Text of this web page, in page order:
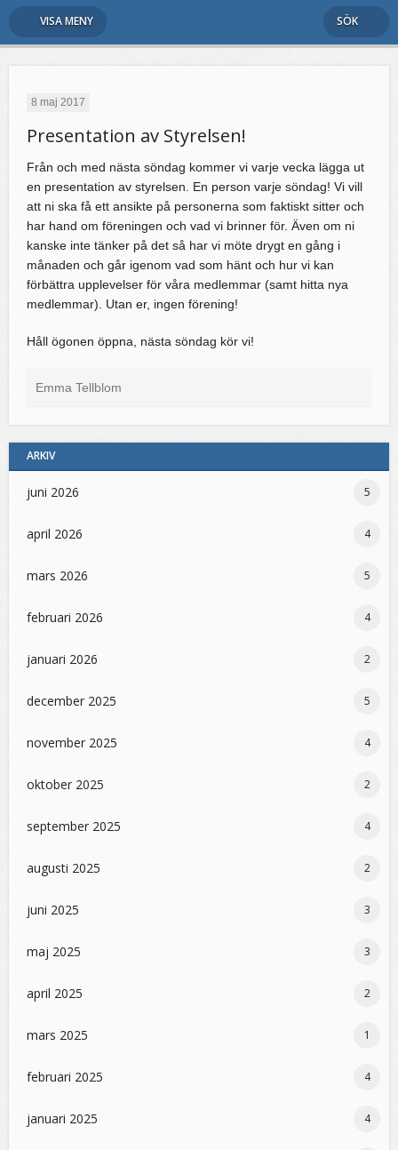
VISA MENY SÖK
8 maj 2017
Presentation av Styrelsen!
Från och med nästa söndag kommer vi varje vecka lägga ut
en presentation av styrelsen. En person varje söndag! Vi vill
att ni ska få ett ansikte på personerna som faktiskt sitter och
har hand om föreningen och vad vi brinner för. Även om ni
kanske inte tänker på det så har vi möte drygt en gång i
månaden och går igenom vad som hänt och hur vi kan
förbättra upplevelser för våra medlemmar (samt hitta nya
medlemmar). Utan er, ingen förening!
Håll ögonen öppna, nästa söndag kör vi!
Emma Tellblom
ARKIV
juni 2026 5
april 2026 4
mars 2026 5
februari 2026 4
januari 2026 2
december 2025 5
november 2025 4
oktober 2025 2
september 2025 4
augusti 2025 2
juni 2025 3
maj 2025 3
april 2025 2
mars 2025 1
februari 2025 4
januari 2025 4